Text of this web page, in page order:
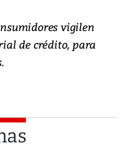
vigilen
de crédito, para